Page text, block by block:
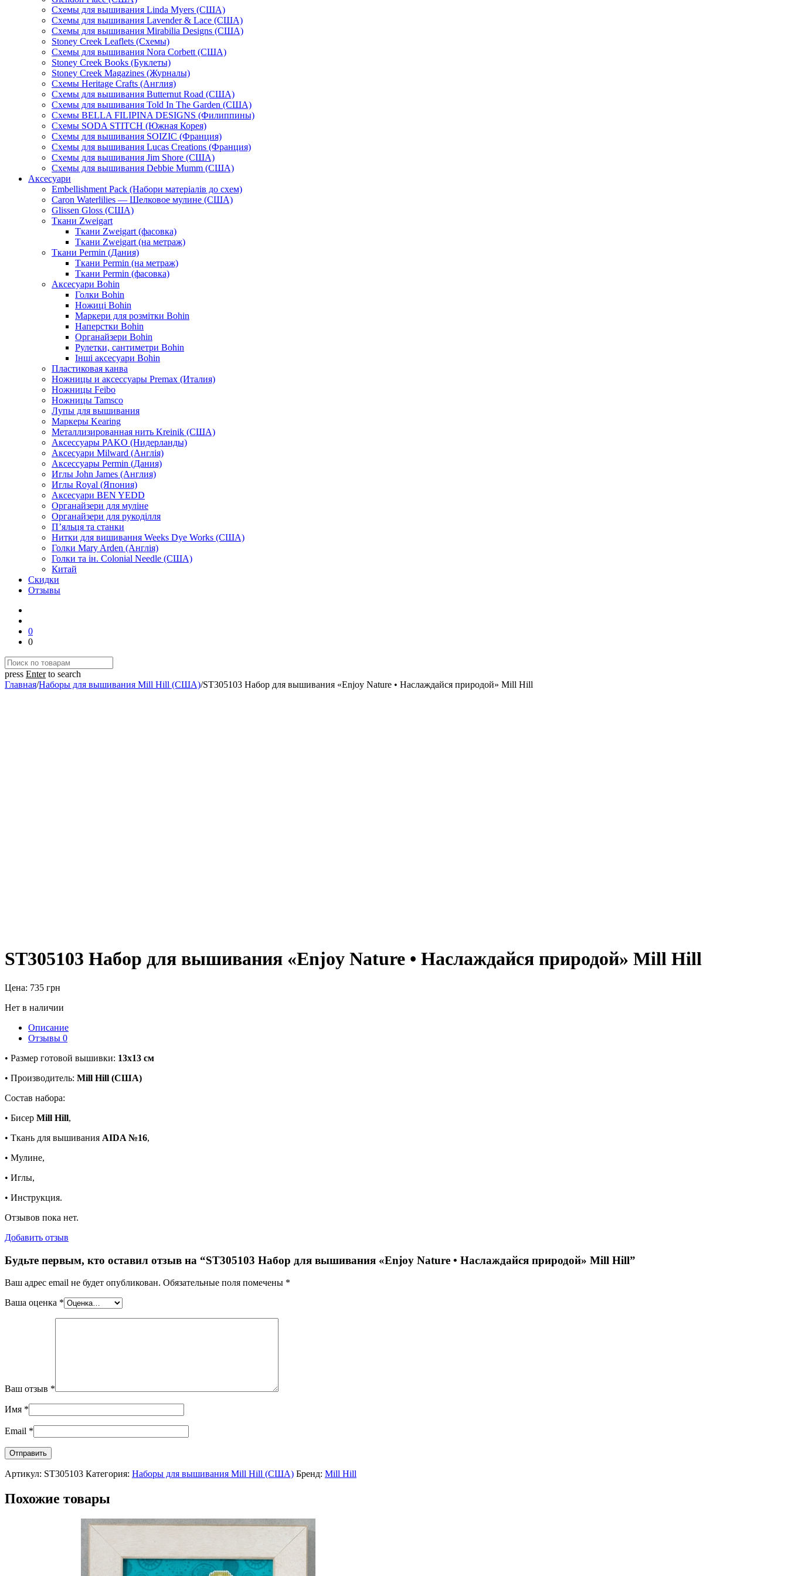
Схемы для вышивания Linda Myers (США)
Схемы для вышивания Lavender & Lace (США)
Схемы для вышивания Mirabilia Designs (США)
Stoney Creek Leaflets (Схемы)
Схемы для вышивания Nora Corbett (США)
Stoney Creek Books (Буклеты)
Stoney Creek Magazines (Журналы)
Схемы Heritage Crafts (Англия)
Схемы для вышивания Butternut Road (США)
Схемы для вышивания Told In The Garden (США)
Схемы BELLA FILIPINA DESIGNS (Филиппины)
Схемы SODA STITCH (Южная Корея)
Схемы для вышивания SOIZIC (Франция)
Схемы для вышивания Lucas Creations (Франция)
Схемы для вышивания Jim Shore (США)
Схемы для вышивания Debbie Mumm (США)
Аксесуари
Embellishment Pack (Набори матеріалів до схем)
Caron Waterlilies — Шелковое мулине (США)
Glissen Gloss (США)
Ткани Zweigart
Ткани Zweigart (фасовка)
Ткани Zweigart (на метраж)
Ткани Permin (Дания)
Ткани Permin (на метраж)
Ткани Permin (фасовка)
Аксесуари Bohin
Голки Bohin
Ножиці Bohin
Маркери для розмітки Bohin
Наперстки Bohin
Органайзери Bohin
Рулетки, сантиметри Bohin
Інші аксесуари Bohin
Пластиковая канва
Ножницы и аксессуары Premax (Италия)
Ножницы Feibo
Ножницы Tamsco
Лупы для вышивания
Маркеры Kearing
Металлизированная нить Kreinik (США)
Аксессуары PAKO (Нидерланды)
Аксесуари Milward (Англія)
Аксессуары Permin (Дания)
Иглы John James (Англия)
Иглы Royal (Япония)
Аксесуари BEN YEDD
Органайзери для муліне
Органайзери для рукоділля
П’яльця та станки
Нитки для вишивання Weeks Dye Works (США)
Голки Mary Arden (Англія)
Голки та ін. Colonial Needle (США)
Китай
Скидки
Отзывы
0
0
press Enterto search
Главная/Наборы для вышивания Mill Hill (США)/ST305103 Набор для вышивания «Enjoy Nature • Наслаждайся природой» Mill Hill
ST305103 Набор для вышивания «Enjoy Nature • Наслаждайся природой» Mill Hill
Цена: 735 грн
Нет в наличии
Описание
Отзывы 0
• Размер готовой вышивки: 13х13 см
• Производитель: Mill Hill (США)
Состав набора:
• Бисер Mill Hill,
• Ткань для вышивания AIDA №16,
• Мулине,
• Иглы,
• Инструкция.
Отзывов пока нет.
Добавить отзыв
Будьте первым, кто оставил отзыв на “ST305103 Набор для вышивания «Enjoy Nature • Наслаждайся природой» Mill Hill”
Ваш адрес email не будет опубликован. Обязательные поля помечены *
Ваша оценка *
Ваш отзыв *
Имя *
Email *
Артикул: ST305103 Категория: Наборы для вышивания Mill Hill (США) Бренд: Mill Hill
Похожие товары